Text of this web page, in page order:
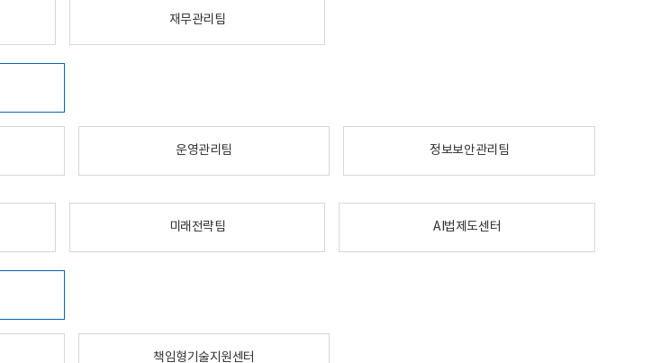
재무관리팀
운영관리팀 정보보안관리팀
미래전략팀 AI법제도센터
책임형기술지원센터